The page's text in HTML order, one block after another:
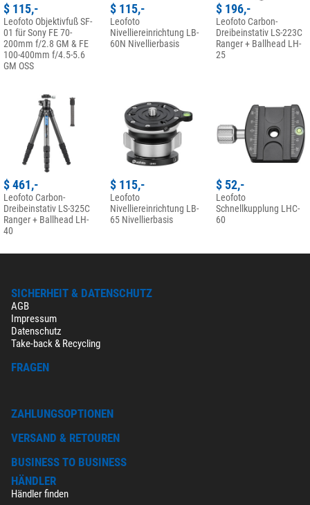
$ 115,-
Leofoto Objektivfuß SF-
01 für Sony FE 70-
200mm f/2.8 GM & FE
100-400mm f/4.5-5.6
GM OSS
$ 115,-
Leofoto
Nivelliereinrichtung LB-
60N Nivellierbasis
$ 196,-
Leofoto Carbon-
Dreibeinstativ LS-223C
Ranger + Ballhead LH-
25
$ 461,-
Leofoto Carbon-
Dreibeinstativ LS-325C
Ranger + Ballhead LH-
40
$ 115,-
Leofoto
Nivelliereinrichtung LB-
65 Nivellierbasis
$ 52,-
Leofoto
Schnellkupplung LHC-
60
SICHERHEIT & DATENSCHUTZ
AGB
Impressum
Datenschutz
Take-back & Recycling
FRAGEN
ZAHLUNGSOPTIONEN
VERSAND & RETOUREN
BUSINESS TO BUSINESS
HÄNDLER
Händler finden